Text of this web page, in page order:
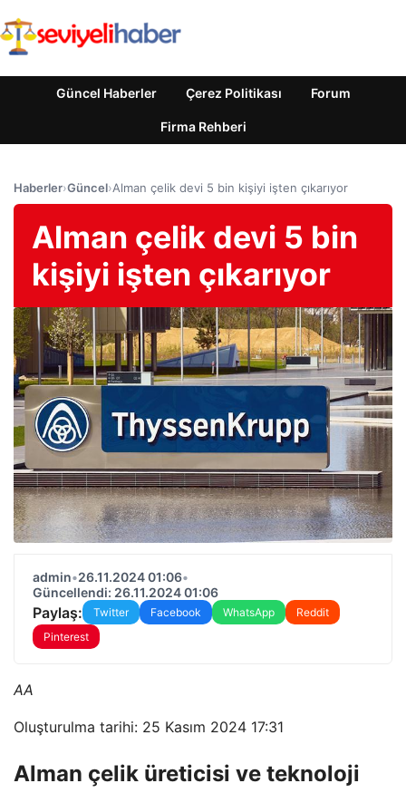
Güncel Haberler Çerez Politikası Forum
Firma Rehberi
Haberler›Güncel›Alman çelik devi 5 bin kişiyi işten çıkarıyor
Alman çelik devi 5 bin
kişiyi işten çıkarıyor
admin•26.11.2024 01:06•
Güncellendi: 26.11.2024 01:06
Paylaş: Twitter Facebook WhatsApp
Reddit
Pinterest
AA
Oluşturulma tarihi: 25 Kasım 2024 17:31
Alman çelik üreticisi ve teknoloji